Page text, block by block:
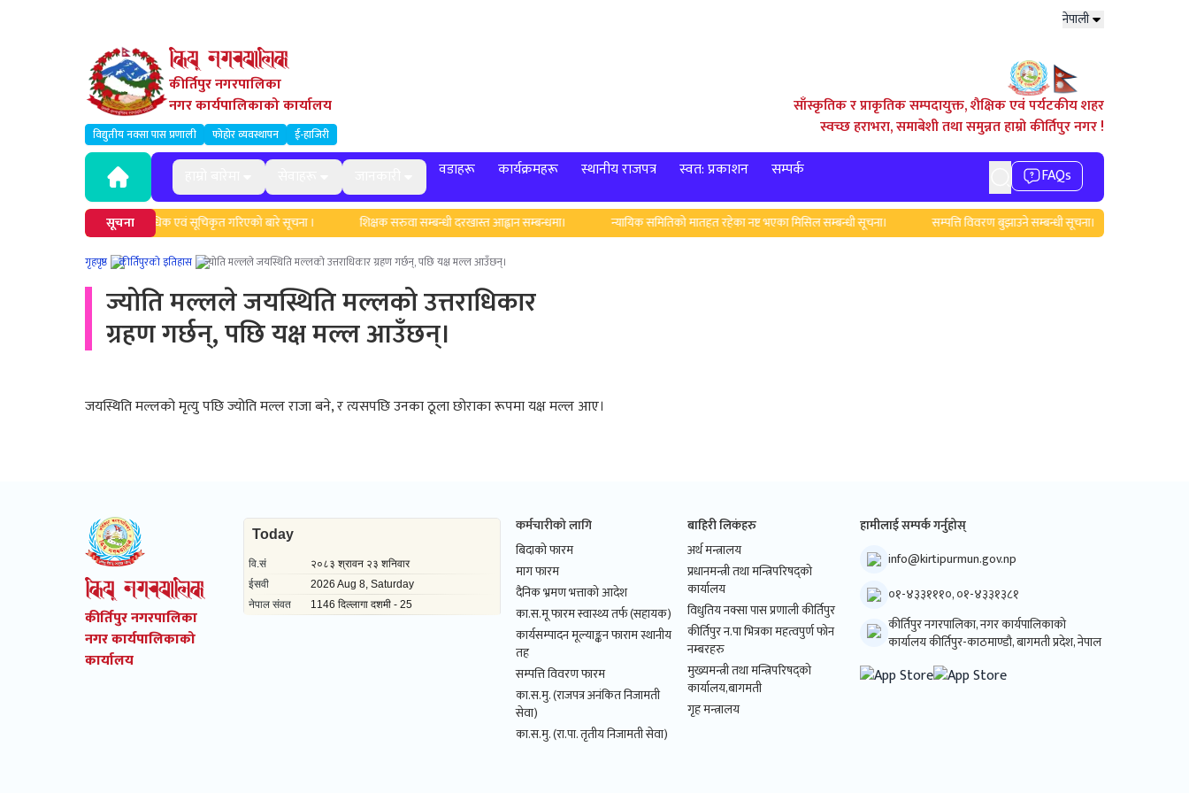
नेपाली
कीर्तिपुर नगरपालिका
नगर कार्यपालिकाको कार्यालय
विद्युतीय नक्सा पास प्रणाली फोहोर व्यवस्थापन ई-हाजिरी
साँस्कृतिक र प्राकृतिक सम्पदायुक्त, शैक्षिक एवं पर्यटकीय शहर
स्वच्छ हराभरा, समाबेशी तथा समुन्नत हाम्रो कीर्तिपुर नगर !
वडाहरू कार्यक्रमहरू स्थानीय राजपत्र स्वत: प्रकाशन सम्पर्क FAQs
सूचना
नामावली अद्यावधिक एवं सूचिकृत गरिएको बारे सूचना । शिक्षक सरुवा सम्बन्धी दरखास्त आह्वान सम्बन्धमा। न्यायिक समितिको मातहत रहेका नष्ट भएका मिसिल सम्बन्धी सूचना। सम्पत्ति विवरण बुझाउने सम्बन्धी सूचना।
गृहपृष्ठ कीर्तिपुरको इतिहास ज्योति मल्लले जयस्थिति मल्लको उत्तराधिकार ग्रहण गर्छन्, पछि यक्ष मल्ल आउँछन्।
ज्योति मल्लले जयस्थिति मल्लको उत्तराधिकार
ग्रहण गर्छन्, पछि यक्ष मल्ल आउँछन्।
जयस्थिति मल्लको मृत्यु पछि ज्योति मल्ल राजा बने, र त्यसपछि उनका ठूला छोराका रूपमा यक्ष मल्ल आए।
कीर्तिपुर नगरपालिका
नगर कार्यपालिकाको
कार्यालय
कर्मचारीको लागि
बिदाको फारम
माग फारम
दैनिक भ्रमण भत्ताको आदेश
का.स.मू फारम स्वास्थ्य तर्फ (सहायक)
कार्यसम्पादन मूल्याङ्कन फाराम स्थानीय
तह
सम्पत्ति विवरण फारम
का.स.मु. (राजपत्र अनंकित निजामती
सेवा)
का.स.मु. (रा.पा. तृतीय निजामती सेवा)
बाहिरी लिकंहरु
अर्थ मन्त्रालय
प्रधानमन्त्री तथा मन्त्रिपरिषद्को
कार्यालय
विधुतिय नक्सा पास प्रणाली कीर्तिपुर
कीर्तिपुर न.पा भित्रका महत्वपुर्ण फोन
नम्बरहरु
मुख्यमन्त्री तथा मन्त्रिपरिषद्को
कार्यालय,बागमती
गृह मन्त्रालय
हामीलाई सम्पर्क गर्नुहोस्
info@kirtipurmun.gov.np
०१-४३३१११०, ०१-४३३१३८१
कीर्तिपुर नगरपालिका, नगर कार्यपालिकाको
कार्यालय कीर्तिपुर-काठमाण्डौ, बागमती प्रदेश, नेपाल